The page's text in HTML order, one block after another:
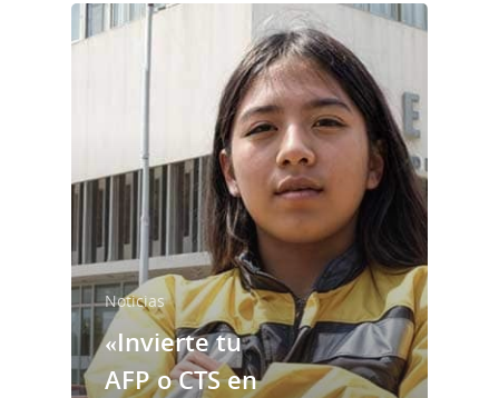
Noticias
«Invierte tu
AFP o CTS en
Noticias